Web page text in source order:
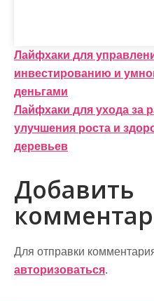
Н
а
в
и
г
а
ц
и
я
Лайфхаки для
инвестированию и
деньгами
Лайфхаки для ухода за
улучшения роста и
деревьев
Добавить
Для отправки
авторизоваться.